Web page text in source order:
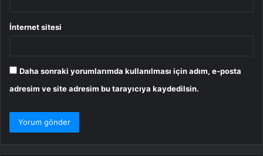
İnternet sitesi
Daha sonraki yorumlarımda kullanılması için adım, e-posta
adresim ve site adresim bu tarayıcıya kaydedilsin.